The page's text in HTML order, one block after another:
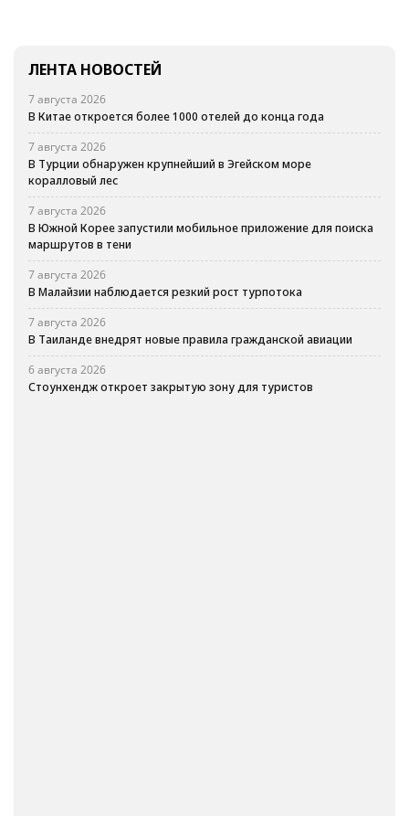
ЛЕНТА НОВОСТЕЙ
7 августа 2026
В Китае откроется более 1000 отелей до конца года
7 августа 2026
В Турции обнаружен крупнейший в Эгейском море
коралловый лес
7 августа 2026
В Южной Корее запустили мобильное приложение для поиска
маршрутов в тени
7 августа 2026
В Малайзии наблюдается резкий рост турпотока
7 августа 2026
В Таиланде внедрят новые правила гражданской авиации
6 августа 2026
Стоунхендж откроет закрытую зону для туристов